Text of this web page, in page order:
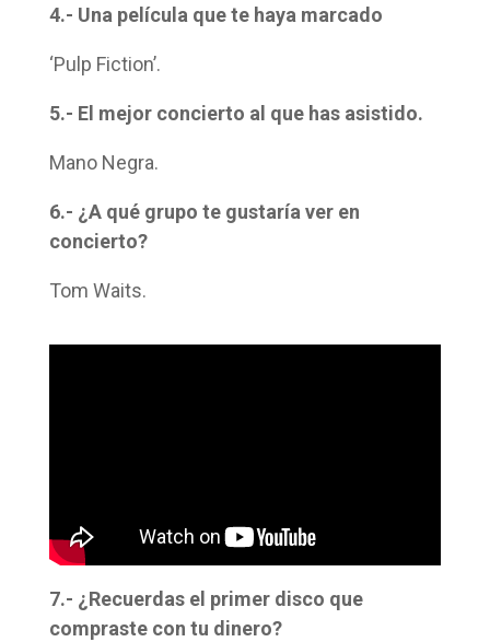
4.- Una película que te haya marcado
‘Pulp Fiction’.
5.- El mejor concierto al que has asistido.
Mano Negra.
6.- ¿A qué grupo te gustaría ver en
concierto?
Tom Waits.
7.- ¿Recuerdas el primer disco que
compraste con tu dinero?